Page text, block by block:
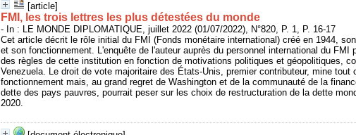
[article]
FMI, les trois lettres les plus détestées du monde
- In : LE MONDE DIPLOMATIQUE, juillet 2022 (01/07/2022), N°820, P. 1, P. 16-17
Cet article décrit le rôle initial du FMI (Fonds monétaire international) créé en 1944,
et son fonctionnement. L'enquête de l'auteur auprès du personnel international du FMI
des règles de cette institution en fonction de motivations politiques et géopolitiques,
Venezuela. Le droit de vote majoritaire des États-Unis, premier contributeur, mine tout
fonctionnement mais, au grand regret de Washington et de la communauté de la
dette des pays pauvres, pourrait peser sur les choix de restructuration de la dette
2020.